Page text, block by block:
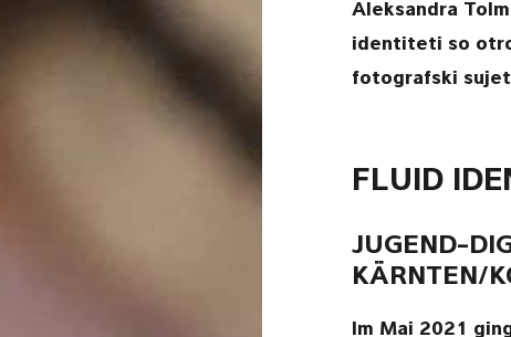
Aleksandra
identiteti so
fotografski
FLUID
JUGEND-
KÄRNTEN/
Im Mai 2021